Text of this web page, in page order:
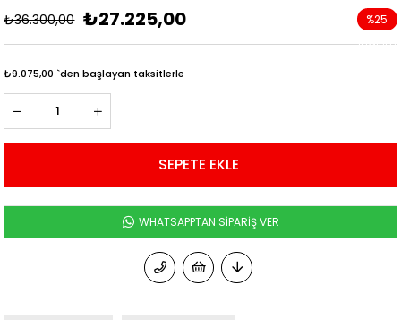
₺36.300,00 ₺27.225,00 %25
İndirim
₺9.075,00 `den başlayan taksitlerle
WHATSAPPTAN SİPARİŞ VER